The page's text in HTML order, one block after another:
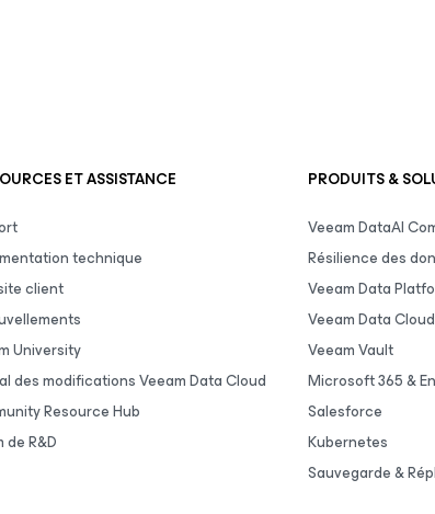
ET ASSISTANCE
technique
client
University
des modifications Veeam Data Cloud
Resource Hub
de R&D
PRODUITS &
Veeam DataAI
Résilience des
Veeam Data
Veeam Data Cloud
Veeam Vault
Microsoft 365 &
Salesforce
Kubernetes
Sauvegarde &